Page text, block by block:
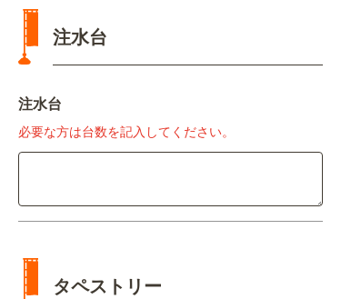
注水台
注水台
必要な方は台数を記入してください。
タペストリー